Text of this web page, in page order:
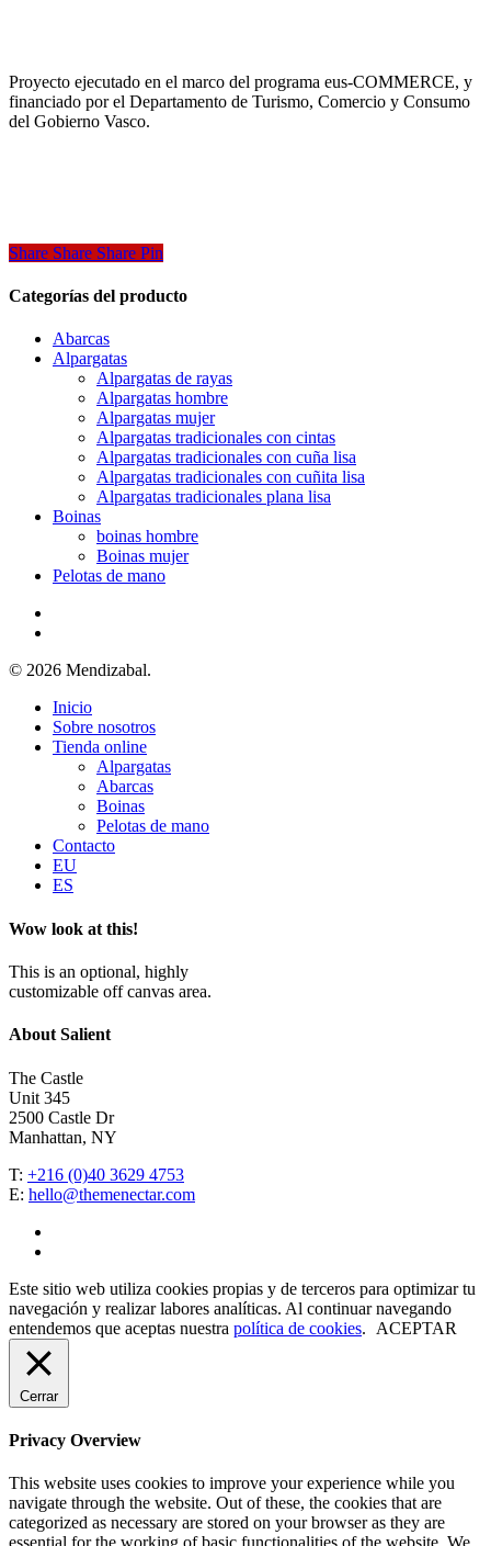
opciones
se
Proyecto ejecutado en el marco del programa eus-COMMERCE, y
financiado por el Departamento de Turismo, Comercio y Consumo
del Gobierno Vasco.
Share Share Share Pin
Categorías del producto
Abarcas
Alpargatas
Alpargatas de rayas
Alpargatas hombre
Alpargatas mujer
Alpargatas tradicionales con cintas
Alpargatas tradicionales con cuña lisa
Alpargatas tradicionales con cuñita lisa
Alpargatas tradicionales plana lisa
Boinas
boinas hombre
Boinas mujer
Pelotas de mano
© 2026 Mendizabal.
Close
Menu
Inicio
Sobre nosotros
Tienda online
Alpargatas
Abarcas
Boinas
Pelotas de mano
Contacto
EU
ES
Wow look at this!
This is an optional, highly
customizable off canvas area.
About Salient
The Castle
Unit 345
2500 Castle Dr
Manhattan, NY
T: +216 (0)40 3629 4753
E: hello@themenectar.com
Este sitio web utiliza cookies propias y de terceros para optimizar tu
navegación y realizar labores analíticas. Al continuar navegando
entendemos que aceptas nuestra política de cookies. ACEPTAR
Cerrar
Privacy Overview
This website uses cookies to improve your experience while you
navigate through the website. Out of these, the cookies that are
categorized as necessary are stored on your browser as they are
essential for the working of basic functionalities of the website. We